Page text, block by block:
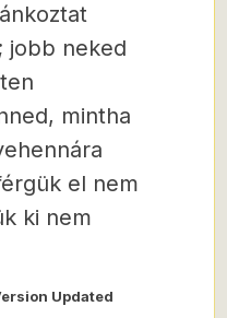
jobb neked
mintha
el nem
ki nem
Updated